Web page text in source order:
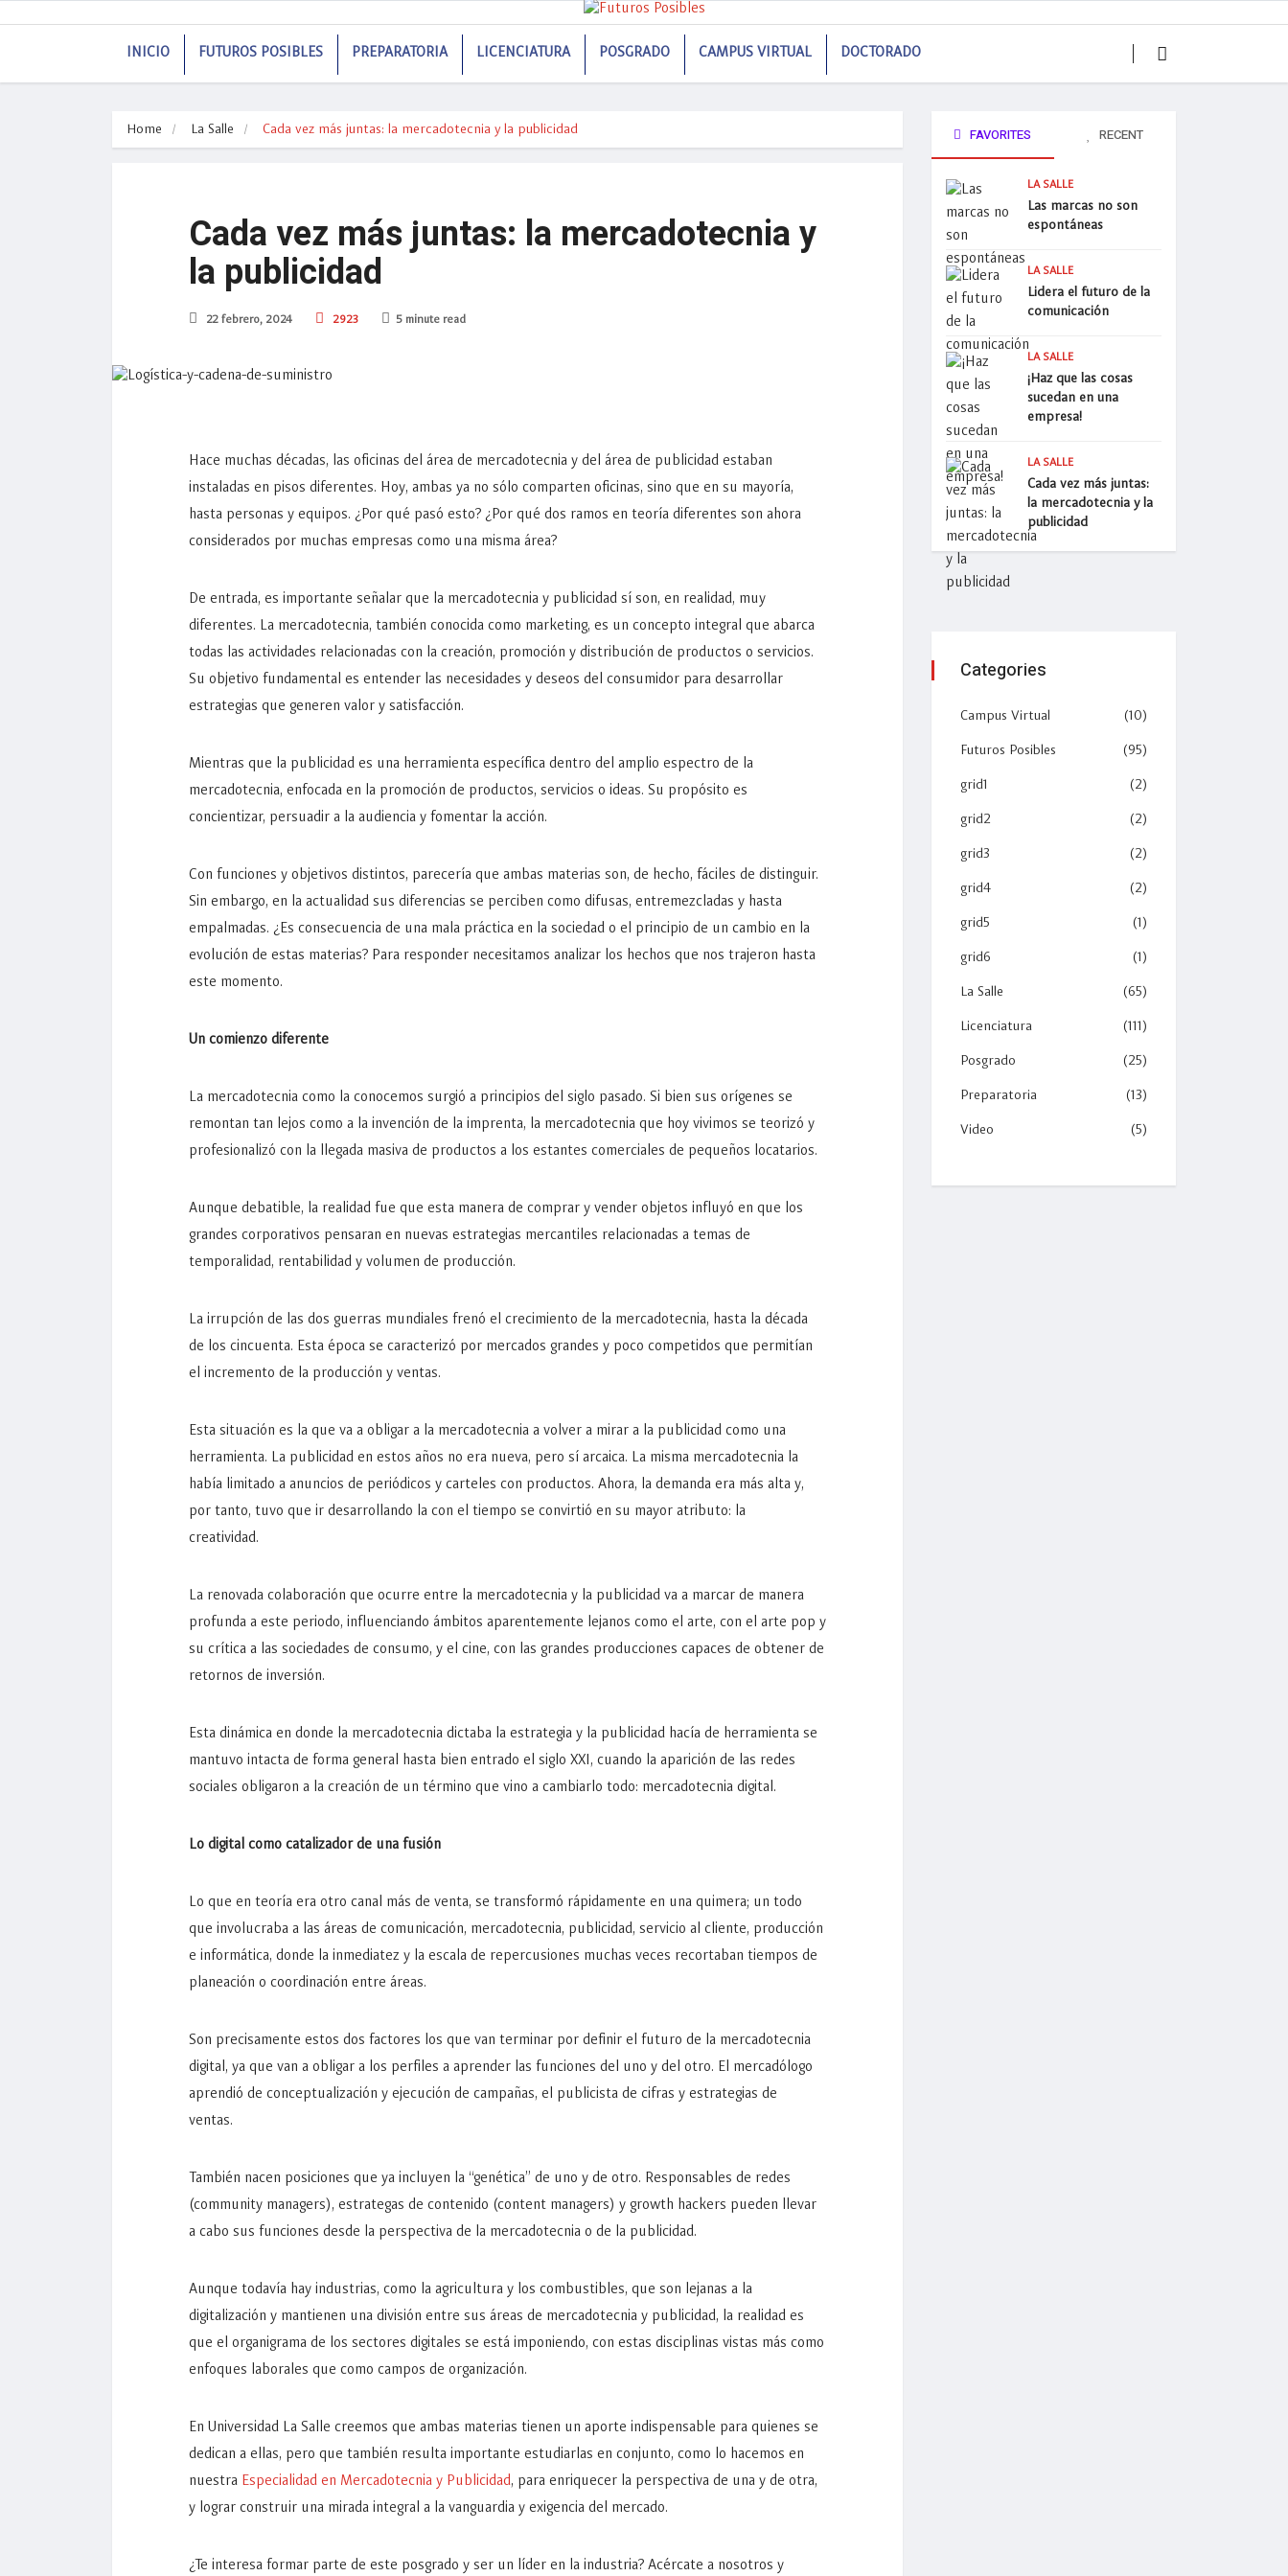
INICIO FUTUROS POSIBLES PREPARATORIA LICENCIATURA POSGRADO CAMPUS VIRTUAL DOCTORADO
Home La Salle Cada vez más juntas: la mercadotecnia y la publicidad
Cada vez más juntas: la mercadotecnia y
la publicidad
22 febrero, 2024 2923 5 minute read
Hace muchas décadas, las oficinas del área de mercadotecnia y del área de publicidad estaban
instaladas en pisos diferentes. Hoy, ambas ya no sólo comparten oficinas, sino que en su mayoría,
hasta personas y equipos. ¿Por qué pasó esto? ¿Por qué dos ramos en teoría diferentes son ahora
considerados por muchas empresas como una misma área?
De entrada, es importante señalar que la mercadotecnia y publicidad sí son, en realidad, muy
diferentes. La mercadotecnia, también conocida como marketing, es un concepto integral que abarca
todas las actividades relacionadas con la creación, promoción y distribución de productos o servicios.
Su objetivo fundamental es entender las necesidades y deseos del consumidor para desarrollar
estrategias que generen valor y satisfacción.
Mientras que la publicidad es una herramienta específica dentro del amplio espectro de la
mercadotecnia, enfocada en la promoción de productos, servicios o ideas. Su propósito es
concientizar, persuadir a la audiencia y fomentar la acción.
Con funciones y objetivos distintos, parecería que ambas materias son, de hecho, fáciles de distinguir.
Sin embargo, en la actualidad sus diferencias se perciben como difusas, entremezcladas y hasta
empalmadas. ¿Es consecuencia de una mala práctica en la sociedad o el principio de un cambio en la
evolución de estas materias? Para responder necesitamos analizar los hechos que nos trajeron hasta
este momento.
Un comienzo diferente
La mercadotecnia como la conocemos surgió a principios del siglo pasado. Si bien sus orígenes se
remontan tan lejos como a la invención de la imprenta, la mercadotecnia que hoy vivimos se teorizó y
profesionalizó con la llegada masiva de productos a los estantes comerciales de pequeños locatarios.
Aunque debatible, la realidad fue que esta manera de comprar y vender objetos influyó en que los
grandes corporativos pensaran en nuevas estrategias mercantiles relacionadas a temas de
temporalidad, rentabilidad y volumen de producción.
La irrupción de las dos guerras mundiales frenó el crecimiento de la mercadotecnia, hasta la década
de los cincuenta. Esta época se caracterizó por mercados grandes y poco competidos que permitían
el incremento de la producción y ventas.
Esta situación es la que va a obligar a la mercadotecnia a volver a mirar a la publicidad como una
herramienta. La publicidad en estos años no era nueva, pero sí arcaica. La misma mercadotecnia la
había limitado a anuncios de periódicos y carteles con productos. Ahora, la demanda era más alta y,
por tanto, tuvo que ir desarrollando la con el tiempo se convirtió en su mayor atributo: la
creatividad.
La renovada colaboración que ocurre entre la mercadotecnia y la publicidad va a marcar de manera
profunda a este periodo, influenciando ámbitos aparentemente lejanos como el arte, con el arte pop y
su crítica a las sociedades de consumo, y el cine, con las grandes producciones capaces de obtener de
retornos de inversión.
Esta dinámica en donde la mercadotecnia dictaba la estrategia y la publicidad hacía de herramienta se
mantuvo intacta de forma general hasta bien entrado el siglo XXI, cuando la aparición de las redes
sociales obligaron a la creación de un término que vino a cambiarlo todo: mercadotecnia digital.
Lo digital como catalizador de una fusión
Lo que en teoría era otro canal más de venta, se transformó rápidamente en una quimera; un todo
que involucraba a las áreas de comunicación, mercadotecnia, publicidad, servicio al cliente, producción
e informática, donde la inmediatez y la escala de repercusiones muchas veces recortaban tiempos de
planeación o coordinación entre áreas.
Son precisamente estos dos factores los que van terminar por definir el futuro de la mercadotecnia
digital, ya que van a obligar a los perfiles a aprender las funciones del uno y del otro. El mercadólogo
aprendió de conceptualización y ejecución de campañas, el publicista de cifras y estrategias de
ventas.
También nacen posiciones que ya incluyen la “genética” de uno y de otro. Responsables de redes
(community managers), estrategas de contenido (content managers) y growth hackers pueden llevar
a cabo sus funciones desde la perspectiva de la mercadotecnia o de la publicidad.
Aunque todavía hay industrias, como la agricultura y los combustibles, que son lejanas a la
digitalización y mantienen una división entre sus áreas de mercadotecnia y publicidad, la realidad es
que el organigrama de los sectores digitales se está imponiendo, con estas disciplinas vistas más como
enfoques laborales que como campos de organización.
En Universidad La Salle creemos que ambas materias tienen un aporte indispensable para quienes se
dedican a ellas, pero que también resulta importante estudiarlas en conjunto, como lo hacemos en
nuestra Especialidad en Mercadotecnia y Publicidad, para enriquecer la perspectiva de una y de otra,
y lograr construir una mirada integral a la vanguardia y exigencia del mercado.
¿Te interesa formar parte de este posgrado y ser un líder en la industria? Acércate a nosotros y
FAVORITES RECENT
LA SALLE
Las marcas no son
espontáneas
LA SALLE
Lidera el futuro de la
comunicación
LA SALLE
¡Haz que las cosas
sucedan en una
empresa!
LA SALLE
Cada vez más juntas:
la mercadotecnia y la
publicidad
Categories
Campus Virtual (10)
Futuros Posibles (95)
grid1 (2)
grid2 (2)
grid3 (2)
grid4 (2)
grid5 (1)
grid6 (1)
La Salle (65)
Licenciatura (111)
Posgrado (25)
Preparatoria (13)
Video (5)